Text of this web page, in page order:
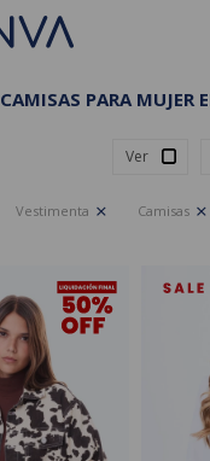
CAMISAS PARA MUJER
Ver
Vestimenta Camisas